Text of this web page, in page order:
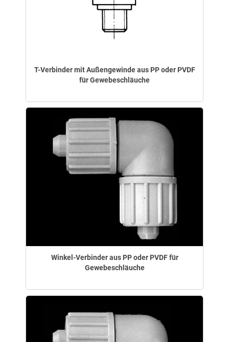
T-Verbinder mit Außengewinde aus PP oder PVDF
für Gewebeschläuche
Winkel-Verbinder aus PP oder PVDF für
Gewebeschläuche